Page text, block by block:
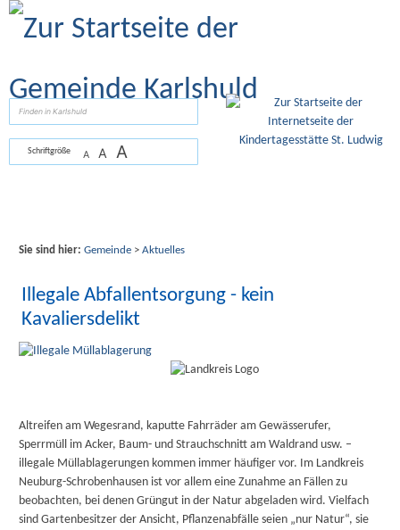
Zum Inhalt
Schriftgröße A A A
Sie sind hier: Gemeinde> Aktuelles
Illegale Abfallentsorgung - kein
Kavaliersdelikt
Altreifen am Wegesrand, kaputte Fahrräder am Gewässerufer,
Sperrmüll im Acker, Baum- und Strauchschnitt am Waldrand usw. –
illegale Müllablagerungen kommen immer häufiger vor. Im Landkreis
Neuburg-Schrobenhausen ist vor allem eine Zunahme an Fällen zu
beobachten, bei denen Grüngut in der Natur abgeladen wird. Vielfach
sind Gartenbesitzer der Ansicht, Pflanzenabfälle seien „nur Natur“, sie